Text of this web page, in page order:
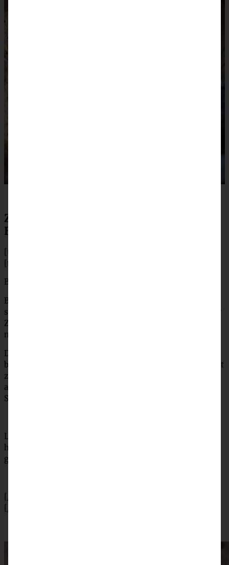
Zubereitung veganes Erdnuss-
Bananenbrot
[tabs]
[tab title=”Zubereitung”]
Backofen auf 180 °C (160 °C Umluft) vorheizen.
Butter mit Zucker schön schaumig schlagen. Bananen
schälen und gründlich zerdrücken oder aber pürieren, zur
Zucker/Butter-Masse geben. Dann alle anderen Zutaten
nach und nach mit untermischen.
Den Teig in eine Kastenform füllen und mit Erdnüssen
bestreuen. Bei 160 °C Umluft ca. 50 Minuten backen, nicht
zu lange, sonst wird es trocken. Die Backzeit variiert
allerdings, je nach Größe und Menge der Bananen, bitte
Stäbchenprobe machen.
Leinsamen-Ei: 1 EL geschroteten Leinsamen mit 3 EL
heißem Wasser mischen, quellen lassen und in den Teig
geben.
[/tab]
[/tabs]